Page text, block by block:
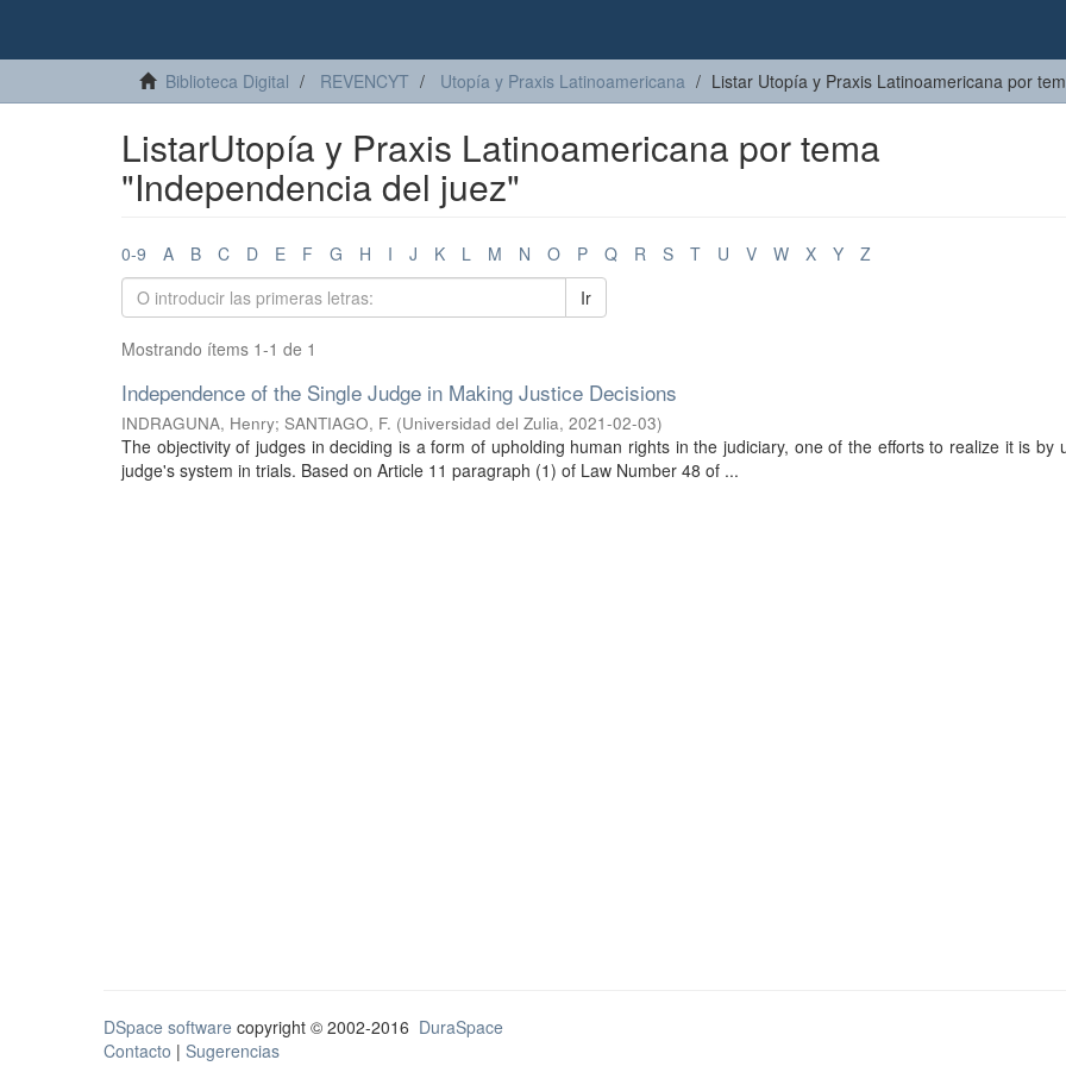
Biblioteca Digital REVENCYT Utopía y Praxis Latinoamericana Listar Utopía y Praxis Latinoamericana por
ListarUtopía y Praxis Latinoamericana por tema
"Independencia del juez"
0-9 A B C D E F G H I J K L M N O P Q R S T U V W X Y
Z
Ir
Mostrando ítems 1-1 de 1
Independence of the Single Judge in Making Justice Decisions
INDRAGUNA, Henry; SANTIAGO, F. (Universidad del Zulia, 2021-02-03)
The objectivity of judges in deciding is a form of upholding human rights in the judiciary, one of the efforts to realize it is by
judge's system in trials. Based on Article 11 paragraph (1) of Law Number 48 of ...
DSpace software copyright © 2002-2016 DuraSpace
Contacto | Sugerencias